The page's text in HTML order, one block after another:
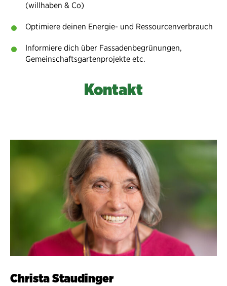
(willhaben & Co)
Optimiere deinen Energie- und Ressourcenverbrauch
Informiere dich über Fassadenbegrünungen,
Gemeinschaftsgartenprojekte etc.
Kontakt
Christa Staudinger